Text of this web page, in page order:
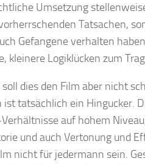
Umsetzung
Tatsachen,
Gefangene verhalten
kleinere Logiklücken zum
dies den Film aber nicht
ist tatsächlich ein Hingucker.
auf hohem
und auch Vertonung und
nicht für jedermann sein.